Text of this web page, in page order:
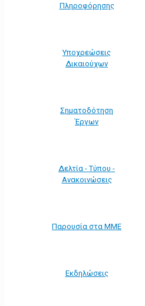
Πληροφόρησης
Υποχρεώσεις
Δικαιούχων
Σηματοδότηση
Έργων
Δελτία - Τύπου -
Ανακοινώσεις
Παρουσία στα ΜΜΕ
Εκδηλώσεις